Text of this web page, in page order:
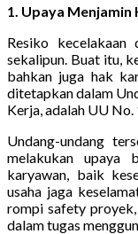
1. Upaya
Resiko
sekalipun. Buat itu,
bahkan juga hak
ditetapkan dalam
Kerja, adalah UU
Undang-undang
melakukan upaya
karyawan, baik
usaha jaga
rompi safety
dalam tugas